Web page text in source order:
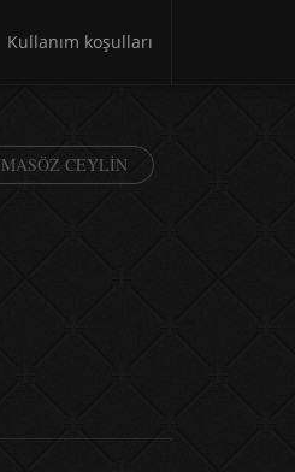
Kullanım koşulları
MASÖZ CEYLIN